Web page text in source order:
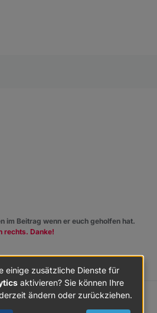
im Beitrag wenn er euch geholfen hat.
rechts. Danke!
einige zusätzliche Dienste für
aktivieren? Sie können Ihre
ändern oder zurückziehen.